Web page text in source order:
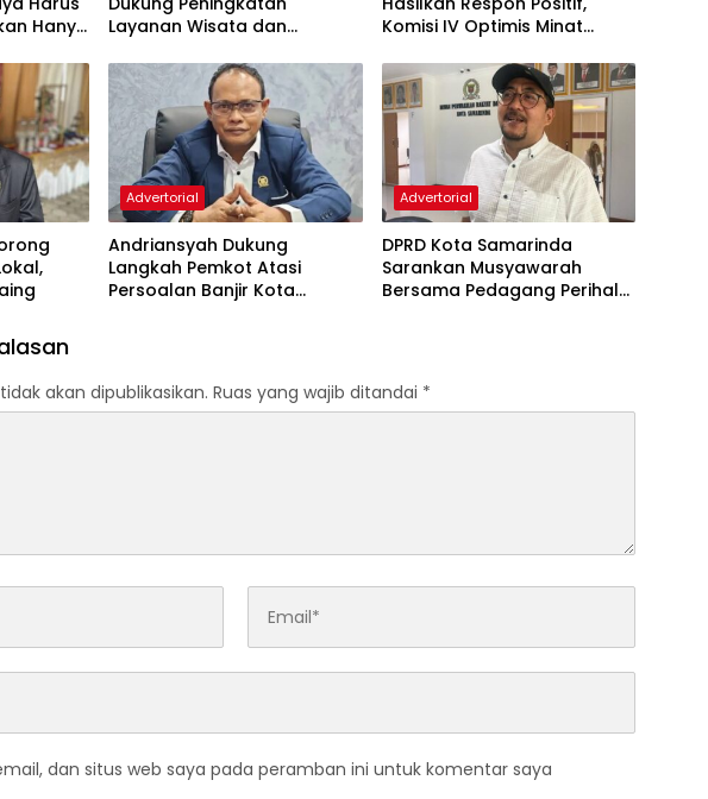
Hanya
Layanan Wisata dan
Komisi IV Optimis Minat
Advertorial
Andriansyah Dukung
Langkah Pemkot Atasi
Persoalan Banjir Kota
Advertorial
DPRD Kota Samarinda
Sarankan Musyawarah
Bersama Pedagang Perihal
akan dipublikasikan. Ruas yang wajib ditandai *
dan situs web saya pada peramban ini untuk komentar saya